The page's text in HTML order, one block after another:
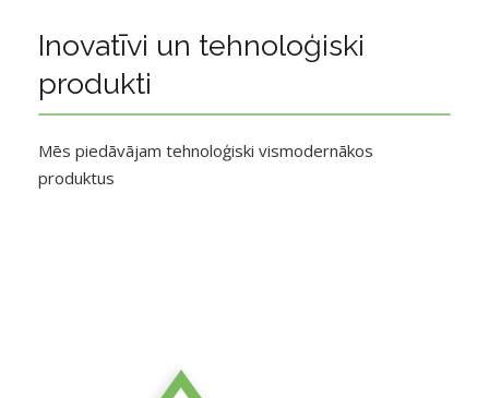
Inovatīvi un tehnoloģiski
produkti
Mēs piedāvājam tehnoloģiski vismodernākos
produktus